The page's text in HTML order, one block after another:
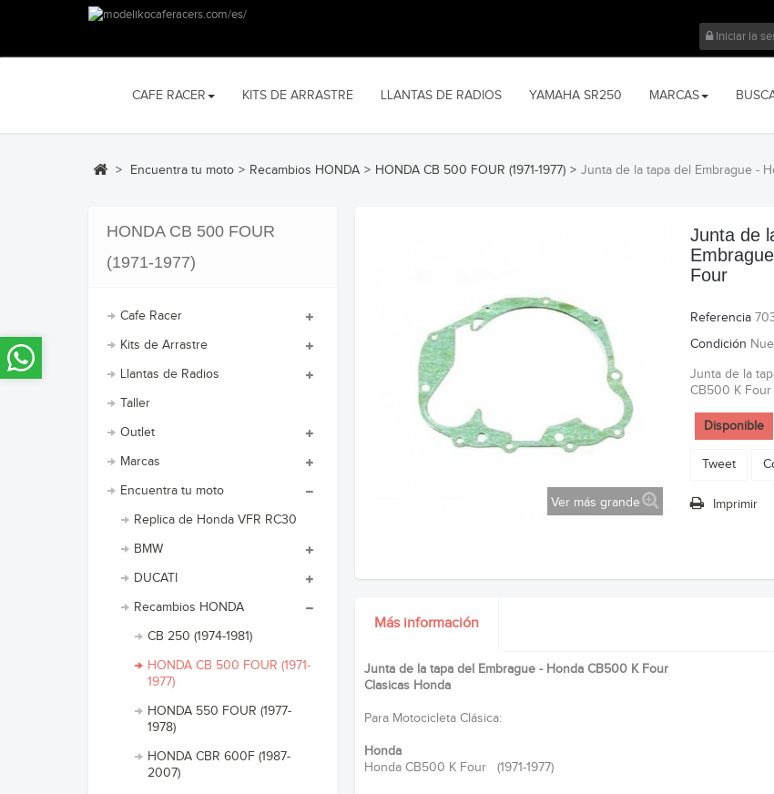
Iniciar la
CAFE RACER KITS DE ARRASTRE LLANTAS DE RADIOS YAMAHA SR250 MARCAS
> Encuentra tu moto > Recambios HONDA > HONDA CB 500 FOUR (1971-1977) > Junta de la tapa del Embrague -
HONDA CB 500 FOUR
(1971-1977)
Cafe Racer
Kits de Arrastre
Llantas de Radios
Taller
Outlet
Marcas
Encuentra tu moto
Replica de Honda VFR RC30
BMW
DUCATI
Recambios HONDA
CB 250 (1974-1981)
HONDA CB 500 FOUR (1971-
1977)
HONDA 550 FOUR (1977-
1978)
HONDA CBR 600F (1987-
2007)
Ver más grande
Junta de
Four
Referencia
Condición
Junta de la
CB500 K Four
Disponible
Tweet
Imprimir
Más información
Junta de la tapa del Embrague - Honda CB500 K Four
Clasicas Honda
Para Motocicleta Clásica:
Honda
Honda CB500 K Four (1971-1977)